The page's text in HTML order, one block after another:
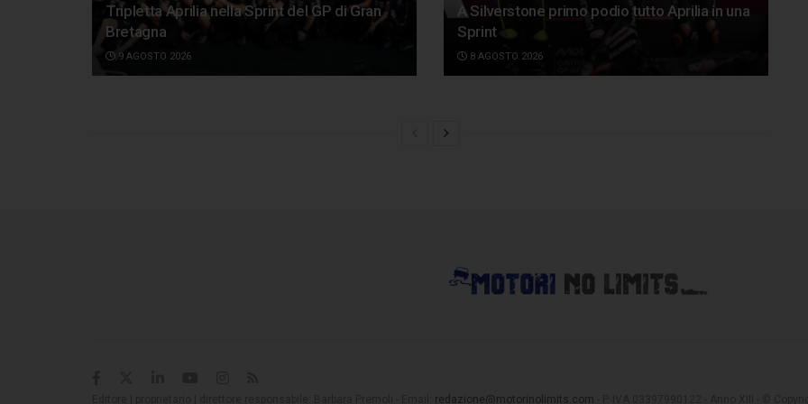
Tripletta Aprilia nella Sprint del GP di Gran
Bretagna
9 AGOSTO 2026
A Silverstone primo podio tutto Aprilia in una
Sprint
8 AGOSTO 2026
redazione@motorinolimits.com